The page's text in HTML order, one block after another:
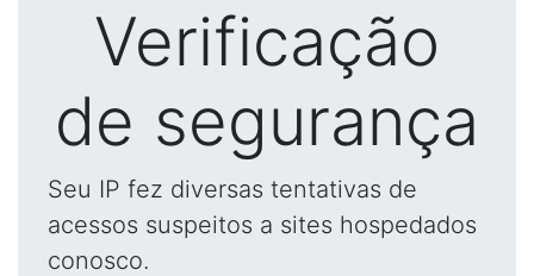
Verificação
de segurança
Seu IP fez diversas tentativas de
acessos suspeitos a sites hospedados
conosco.